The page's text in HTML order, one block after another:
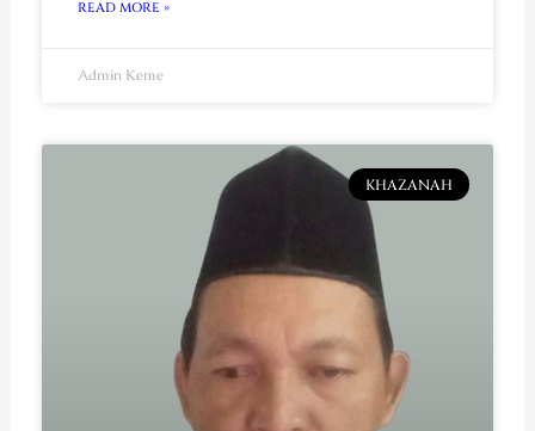
READ MORE »
Admin Keme
KHAZANAH